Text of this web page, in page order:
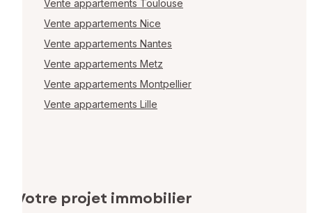
Vente appartements Toulouse
Vente appartements Nice
Vente appartements Nantes
Vente appartements Metz
Vente appartements Montpellier
Vente appartements Lille
Votre projet immobilier